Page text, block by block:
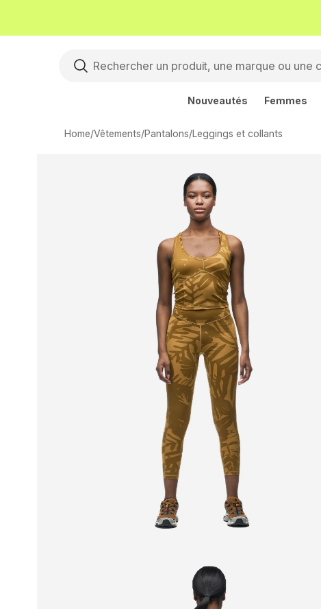
Nouveautés Femmes
Home/Vêtements/Pantalons/Leggings et collants